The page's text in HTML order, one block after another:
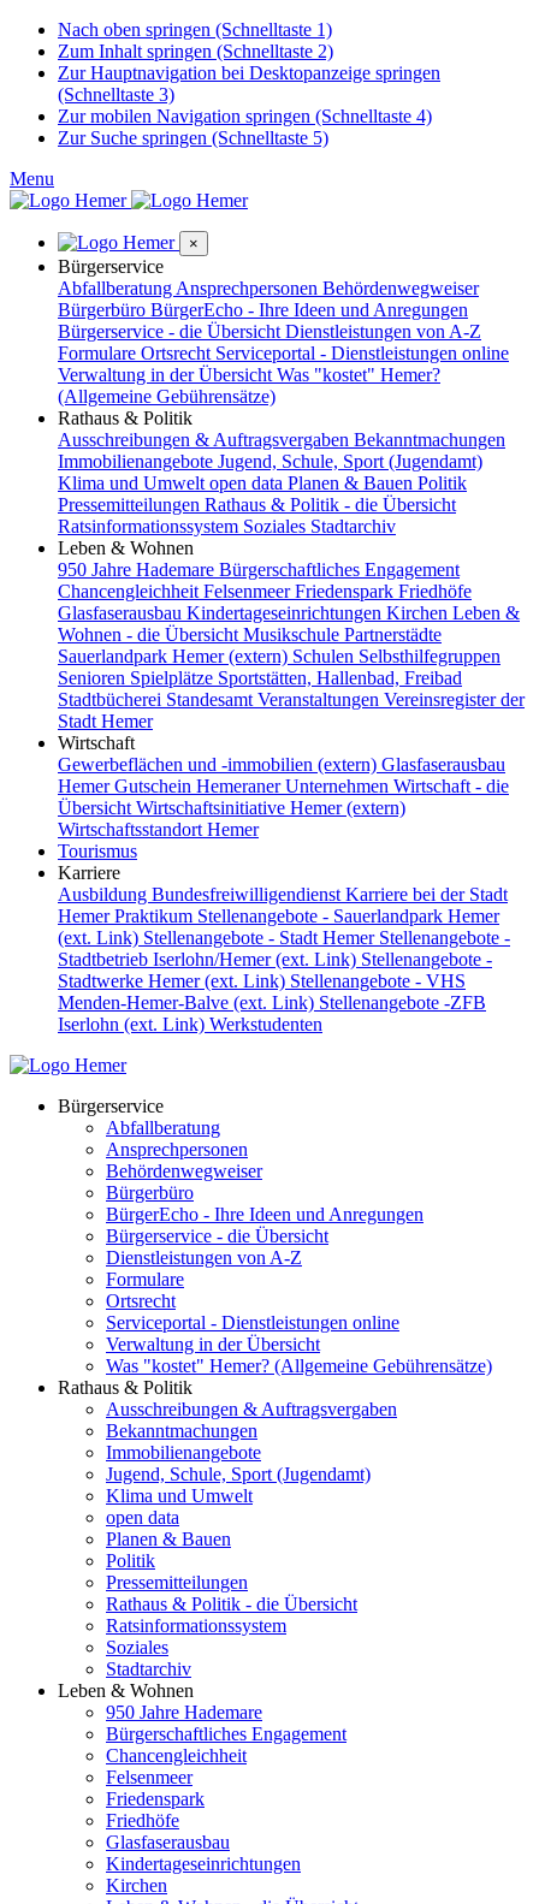
Nach oben springen (Schnelltaste 1)
Zum Inhalt springen (Schnelltaste 2)
Zur Hauptnavigation bei Desktopanzeige springen
(Schnelltaste 3)
Zur mobilen Navigation springen (Schnelltaste 4)
Zur Suche springen (Schnelltaste 5)
Menu
×
Bürgerservice
Abfallberatung Ansprechpersonen Behördenwegweiser
Bürgerbüro BürgerEcho - Ihre Ideen und Anregungen
Bürgerservice - die Übersicht Dienstleistungen von A-Z
Formulare Ortsrecht Serviceportal - Dienstleistungen online
Verwaltung in der Übersicht Was "kostet" Hemer?
(Allgemeine Gebührensätze)
Rathaus & Politik
Ausschreibungen & Auftragsvergaben Bekanntmachungen
Immobilienangebote Jugend, Schule, Sport (Jugendamt)
Klima und Umwelt open data Planen & Bauen Politik
Pressemitteilungen Rathaus & Politik - die Übersicht
Ratsinformationssystem Soziales Stadtarchiv
Leben & Wohnen
950 Jahre Hademare Bürgerschaftliches Engagement
Chancengleichheit FelsenmeerFriedenspark Friedhöfe
Glasfaserausbau Kindertageseinrichtungen Kirchen Leben &
Wohnen - die Übersicht Musikschule Partnerstädte
Sauerlandpark Hemer (extern) Schulen Selbsthilfegruppen
Senioren Spielplätze Sportstätten, Hallenbad, Freibad
Stadtbücherei Standesamt Veranstaltungen Vereinsregister der
Stadt Hemer
Wirtschaft
Gewerbeflächen und -immobilien (extern) Glasfaserausbau
Hemer Gutschein Hemeraner Unternehmen Wirtschaft - die
Übersicht Wirtschaftsinitiative Hemer (extern)
Wirtschaftsstandort Hemer
Tourismus
Karriere
Ausbildung Bundesfreiwilligendienst Karriere bei der Stadt
HemerPraktikum Stellenangebote - Sauerlandpark Hemer
(ext. Link) Stellenangebote - Stadt Hemer Stellenangebote -
Stadtbetrieb Iserlohn/Hemer (ext. Link) Stellenangebote -
Stadtwerke Hemer (ext. Link) Stellenangebote - VHS
Menden-Hemer-Balve (ext. Link) Stellenangebote -ZFB
Iserlohn (ext. Link) Werkstudenten
Bürgerservice
Abfallberatung
Ansprechpersonen
Behördenwegweiser
Bürgerbüro
BürgerEcho - Ihre Ideen und Anregungen
Bürgerservice - die Übersicht
Dienstleistungen von A-Z
Formulare
Ortsrecht
Serviceportal - Dienstleistungen online
Verwaltung in der Übersicht
Was "kostet" Hemer? (Allgemeine Gebührensätze)
Rathaus & Politik
Ausschreibungen & Auftragsvergaben
Bekanntmachungen
Immobilienangebote
Jugend, Schule, Sport (Jugendamt)
Klima und Umwelt
open data
Planen & Bauen
Politik
Pressemitteilungen
Rathaus & Politik - die Übersicht
Ratsinformationssystem
Soziales
Stadtarchiv
Leben & Wohnen
950 Jahre Hademare
Bürgerschaftliches Engagement
Chancengleichheit
Felsenmeer
Friedenspark
Friedhöfe
Glasfaserausbau
Kindertageseinrichtungen
Kirchen